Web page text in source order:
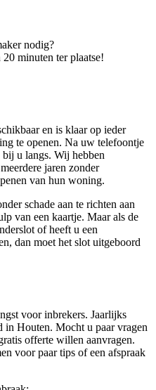
nodig?
minuten ter plaatse!
en is klaar op ieder
te openen. Na uw telefoontje
u langs. Wij hebben
jaren zonder
van hun woning.
schade aan te richten aan
van een kaartje. Maar als de
of heeft u een
dan moet het slot uitgeboord
voor inbrekers. Jaarlijks
in Houten. Mocht u paar vragen
offerte willen aanvragen.
voor paar tips of een afspraak